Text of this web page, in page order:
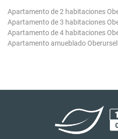
Apartamento de 2 habitaciones
Apartamento de 3 habitaciones
Apartamento de 4 habitaciones
Apartamento amueblado